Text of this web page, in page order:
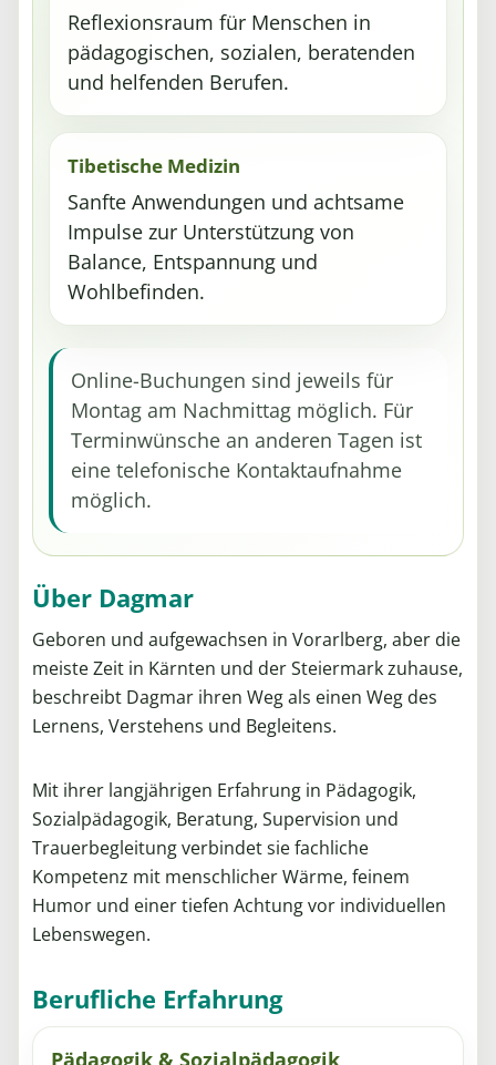
Reflexionsraum für Menschen in
pädagogischen, sozialen, beratenden
und helfenden Berufen.
Tibetische Medizin
Sanfte Anwendungen und achtsame
Impulse zur Unterstützung von
Balance, Entspannung und
Wohlbefinden.
Online-Buchungen sind jeweils für
Montag am Nachmittag möglich. Für
Terminwünsche an anderen Tagen ist
eine telefonische Kontaktaufnahme
möglich.
Über Dagmar
Geboren und aufgewachsen in Vorarlberg, aber die
meiste Zeit in Kärnten und der Steiermark zuhause,
beschreibt Dagmar ihren Weg als einen Weg des
Lernens, Verstehens und Begleitens.
Mit ihrer langjährigen Erfahrung in Pädagogik,
Sozialpädagogik, Beratung, Supervision und
Trauerbegleitung verbindet sie fachliche
Kompetenz mit menschlicher Wärme, feinem
Humor und einer tiefen Achtung vor individuellen
Lebenswegen.
Berufliche Erfahrung
Pädagogik & Sozialpädagogik